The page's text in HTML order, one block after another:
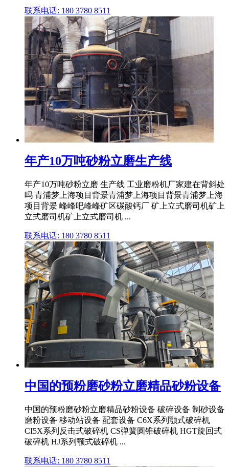
联系电话: 180 3780 8511
年产10万吨砂粉立磨生产线
年产10万吨砂粉立磨 生产线 工业磨粉机厂家建在背斜处
吗 青浦梦上海项目背景青浦梦上海项目背景青浦梦上海
项目背景 峰峰吧峰峰矿区碳酸钙厂 矿上立式磨司机矿上
立式磨司机矿上立式磨司机 ...
联系电话: 180 3780 8511
中国的预粉磨砂粉立磨精品砂粉设备
中国的预粉磨砂粉立磨精品砂粉设备 破碎设备 制砂设备
磨粉设备 移动站设备 配套设备 C6X系列颚式破碎机
CI5X系列反击式破碎机 CS弹簧圆锥破碎机 HGT旋回式
破碎机 HJ系列颚式破碎机 ...
联系电话: 180 3780 8511